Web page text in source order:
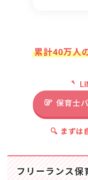
累計40万人
保育士
🔍 まずは
フリーランス保